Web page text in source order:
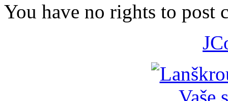
You have no rights to post